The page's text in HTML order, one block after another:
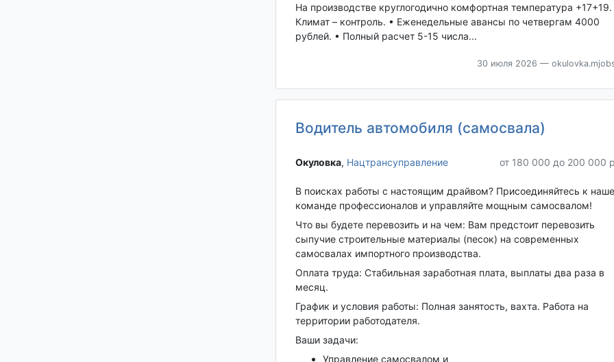
На производстве круглогодично комфортная температура +17+19.
Климат – контроль. • Еженедельные авансы по четвергам 4000
рублей. • Полный расчет 5-15 числа...
30 июля 2026 —
Водитель автомобиля (самосвала)
Окуловка‎, Нацтрансуправление от 180 000 до 200 000
В поисках работы с настоящим драйвом? Присоединяйтесь к
команде профессионалов и управляйте мощным самосвалом!
Что вы будете перевозить и на чем: Вам предстоит перевозить
сыпучие строительные материалы (песок) на современных
самосвалах импортного производства.
Оплата труда: Стабильная заработная плата, выплаты два раза в
месяц.
График и условия работы: Полная занятость, вахта. Работа на
территории работодателя.
Ваши задачи:
Управление самосвалом и